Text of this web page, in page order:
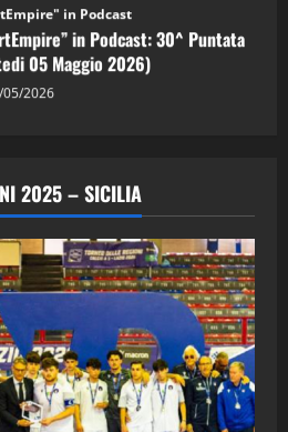
in Podcast
in Podcast: 30^ Puntata
05 Maggio 2026)
2026
in Podcast: 29^ Puntata
28 Aprile 2026)
2026
in Podcast
in Podcast: 28^ Puntata
21 Aprile 2026)
2026
2025 – SICILIA